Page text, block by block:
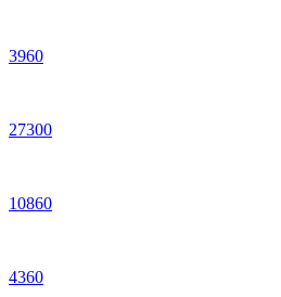
3960
27300
10860
4360